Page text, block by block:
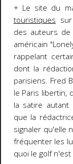
+ Le site du
touristiques
des auteurs de
américain
rappelant
dont la
parisiens. Fred
le Paris libertin,
la satire
que la
signaler qu'elle
fréquenter les
quoi le golf